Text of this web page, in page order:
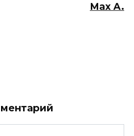
Max A.